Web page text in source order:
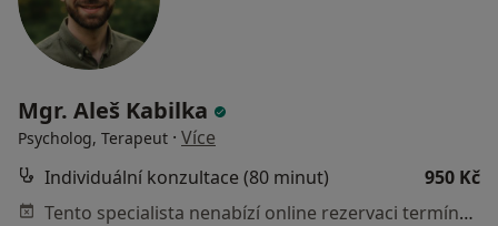
Mgr. Aleš Kabilka
Psycholog, Terapeut · Více
Individuální konzultace (80 minut)
950 Kč
Tento specialista nenabízí online rezervaci termínu na této adrese.